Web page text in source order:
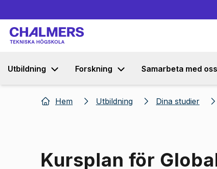
Utbildning Forskning Samarbeta med oss
Hem Utbildning Dina studier
Kursplan för